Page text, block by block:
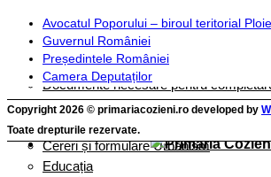
Instituții și servicii publice
Plată taxe și impozite
Documente necesare pentru
Cereri și formulare taxe și impozite
Cereri și Formulare Registru Agricol
Cereri și formulare Urbanism
Educația
Avocatul Poporului – biroul teritorial
Guvernul României
Președintele României
Camera Deputaților
Copyright 2026 © primariacozieni.ro developed by
Toate drepturile rezervate.